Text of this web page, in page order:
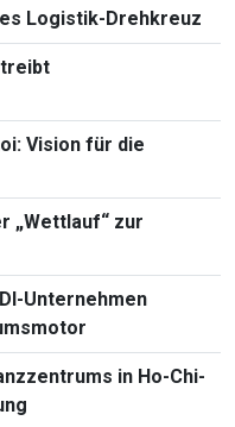
Logistik-Drehkreuz
Vision für die
„Wettlauf“ zur
Unternehmen
in Ho-Chi-